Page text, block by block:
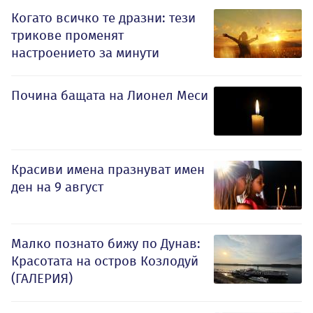
Когато всичко те дразни: тези
трикове променят
настроението за минути
Почина бащата на Лионел Меси
Красиви имена празнуват имен
ден на 9 август
Малко познато бижу по Дунав:
Красотата на остров Козлодуй
(ГАЛЕРИЯ)